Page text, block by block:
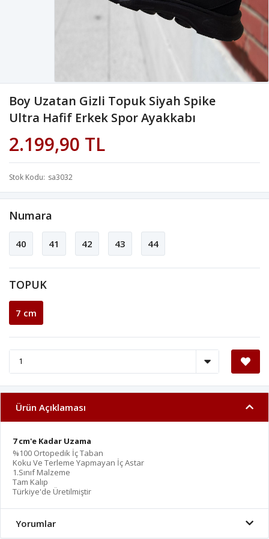
Boy Uzatan Gizli Topuk Siyah Spike
Ultra Hafif Erkek Spor Ayakkabı
2.199,90 TL
Stok Kodu sa3032
Numara
40 41 42 43 44
TOPUK
7 cm
Ürün Açıklaması
7 cm'e Kadar Uzama
%100 Ortopedik İç Taban
Koku Ve Terleme Yapmayan İç Astar
1.Sınıf Malzeme
Tam Kalıp
Türkiye'de Üretilmiştir
Yorumlar